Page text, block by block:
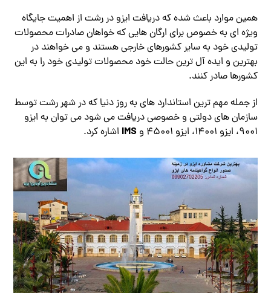
همین موارد باعث شده که دریافت ایزو در رشت از اهمیت جایگاه
ویژه ای به خصوص برای ارگان هایی که خواهان صادرات محصولات
تولیدی خود به سایر کشورهای خارجی هستند و می خواهند در
بهترین و ایده آل ترین حالت خود محصولات تولیدی خود را به این
کشورها صادر کنند.
از جمله مهم ترین استاندارد های به روز دنیا که در شهر رشت توسط
سازمان های دولتی و خصوصی دریافت می شود می توان به ایزو
9001، ایزو 14001، ایزو 45001 و
IMS اشاره کرد.